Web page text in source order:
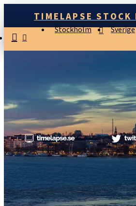
TIMELAPSE STOCK
Stockholm Sverige